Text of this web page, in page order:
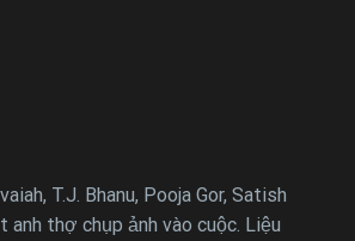
T.J. Bhanu, Pooja Gor, Satish
anh thợ chụp ảnh vào cuộc. Liệu